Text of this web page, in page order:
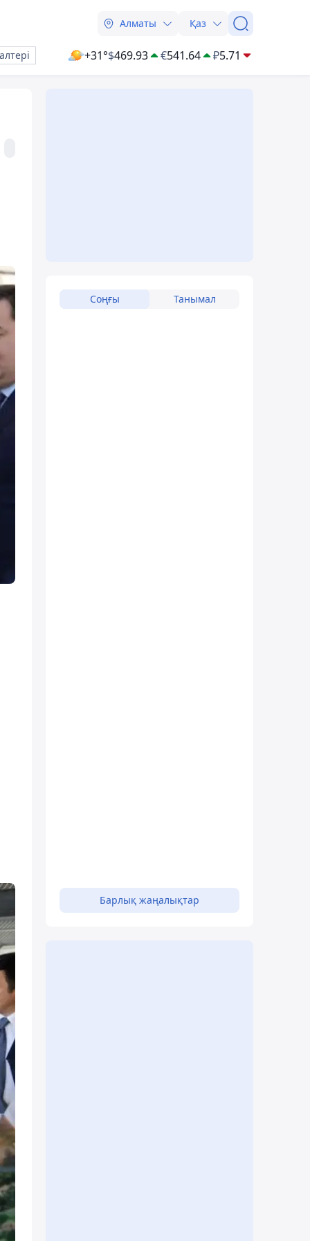
Алматы Қаз
+31°$469.93 €541.64 ₽5.71
Соңғы Танымал
Барлық жаңалықтар